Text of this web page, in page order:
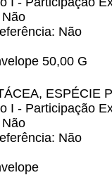
Não
50,00 G
ESPÉCIE
I - Participação
Não